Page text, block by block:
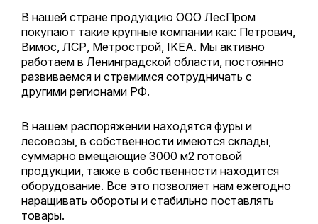
В нашей стране продукцию ООО ЛесПром
покупают такие крупные компании как: Петрович,
Вимос, ЛСР, Метрострой, IKEA. Мы активно
работаем в Ленинградской области, постоянно
развиваемся и стремимся сотрудничать с
другими регионами РФ.
В нашем распоряжении находятся фуры и
лесовозы, в собственности имеются склады,
суммарно вмещающие 3000 м2 готовой
продукции, также в собственности находится
оборудование. Все это позволяет нам ежегодно
наращивать обороты и стабильно поставлять
товары.